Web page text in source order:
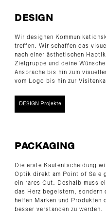
DESIGN
Wir designen
treffen. Wir schaffen das
nach einer ästhetischen
Zielgruppe und deine
Ansprache bis hin zum
vom Logo bis hin zur
DESIGN Projekte
PACKAGING
Die erste Kaufentscheidung
Optik direkt am Point of Sale
ein rares Gut. Deshalb muss
das Herz begeistern, sondern
helfen Marken und Produkten
besser verstanden zu werden.